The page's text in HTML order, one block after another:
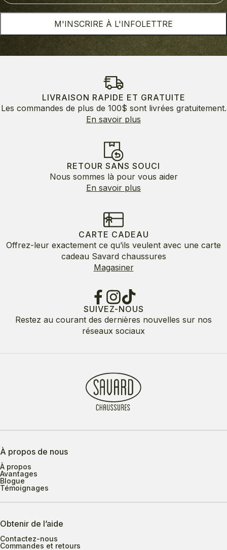
M'INSCRIRE À L'INFOLETTRE
LIVRAISON RAPIDE ET GRATUITE
Les commandes de plus de 100$ sont livrées gratuitement.
En savoir plus
RETOUR SANS SOUCI
Nous sommes là pour vous aider
En savoir plus
CARTE CADEAU
Offrez-leur exactement ce qu’ils veulent avec une carte
cadeau Savard chaussures
Magasiner
SUIVEZ-NOUS
Restez au courant des dernières nouvelles sur nos
réseaux sociaux
À propos de nous
À propos
Avantages
Blogue
Témoignages
Obtenir de l’aide
Contactez-nous
Commandes et retours